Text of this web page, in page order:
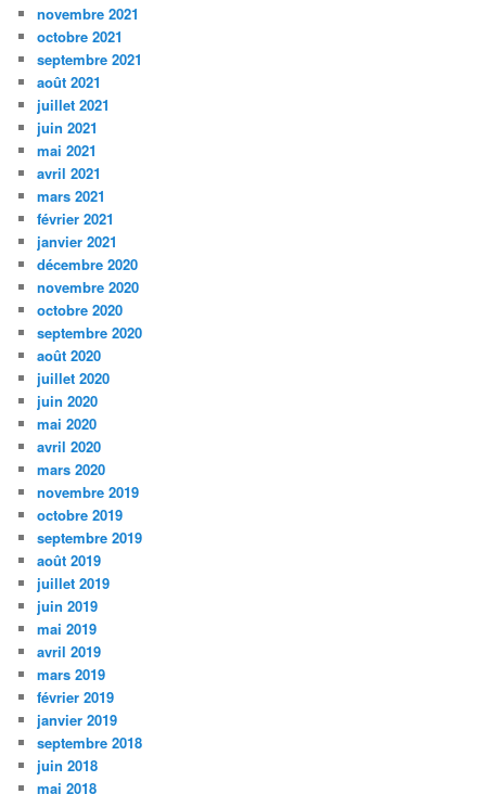
novembre 2021
octobre 2021
septembre 2021
août 2021
juillet 2021
juin 2021
mai 2021
avril 2021
mars 2021
février 2021
janvier 2021
décembre 2020
novembre 2020
octobre 2020
septembre 2020
août 2020
juillet 2020
juin 2020
mai 2020
avril 2020
mars 2020
novembre 2019
octobre 2019
septembre 2019
août 2019
juillet 2019
juin 2019
mai 2019
avril 2019
mars 2019
février 2019
janvier 2019
septembre 2018
juin 2018
mai 2018